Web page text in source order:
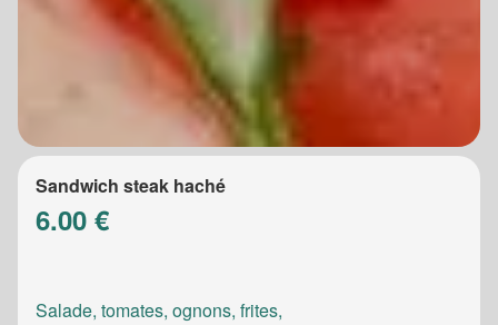
Sandwich steak haché
6.00 €
Salade, tomates, ognons, frites,